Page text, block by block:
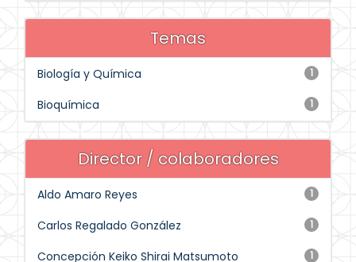
Temas
1
Biología y Química
1
Bioquímica
Director / colaboradores
1
Aldo Amaro Reyes
1
Carlos Regalado González
1
Concepción Keiko Shirai Matsumoto